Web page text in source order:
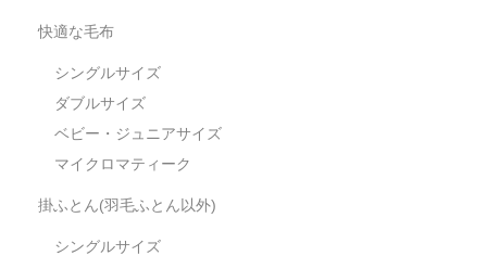
快適な毛布
シングルサイズ
ダブルサイズ
ベビー・ジュニアサイズ
マイクロマティーク
掛ふとん(羽毛ふとん以外)
シングルサイズ